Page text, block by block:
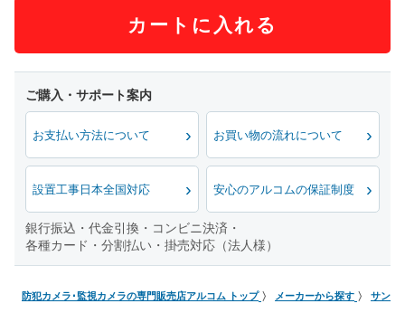
カートに入れる
お支払い方法について お買い物の流れについて
設置工事日本全国対応 安心のアルコムの保証制度
銀行振込・代金引換・コンビニ決済・
各種カード・分割払い・掛売対応（法人様）
防犯カメラ･監視カメラの専門販売店アルコム トップ メーカーから探す サンワ